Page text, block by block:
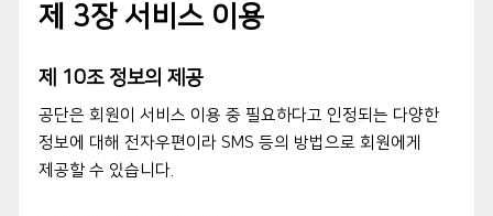
제 3장 서비스 이용
제 10조 정보의 제공
공단은 회원이 서비스 이용 중 필요하다고 인정되는 다양한
정보에 대해 전자우편이라 SMS 등의 방법으로 회원에게
제공할 수 있습니다.